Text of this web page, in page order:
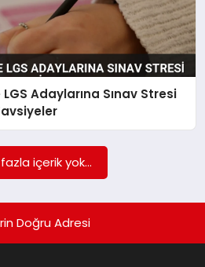
Adaylarına Sınav Stresi
içerik yok...
Doğru Adresi